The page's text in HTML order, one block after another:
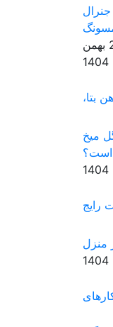
تاریخ انتشار: 26 بهمن
1404
بتا،
میخ
است؟
رایج
منزل